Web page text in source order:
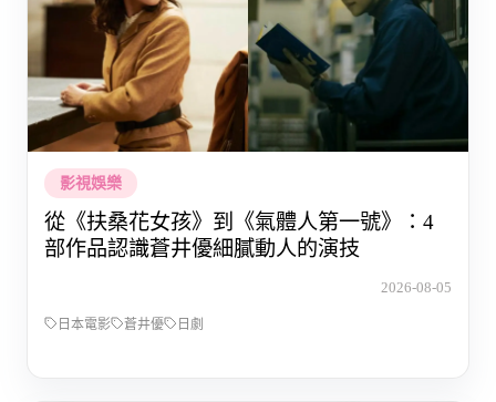
影視娛樂
從《扶桑花女孩》到《氣體人第一號》：4
部作品認識蒼井優細膩動人的演技
2026-08-05
日本電影 蒼井優 日劇